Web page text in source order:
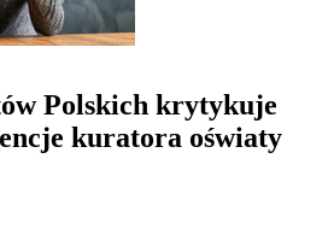
Polskich krytykuje
kuratora oświaty